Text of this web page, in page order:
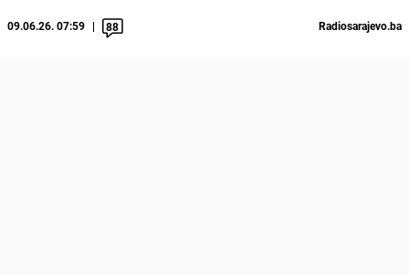
09.06.26. 07:59 88 Radiosarajevo.ba